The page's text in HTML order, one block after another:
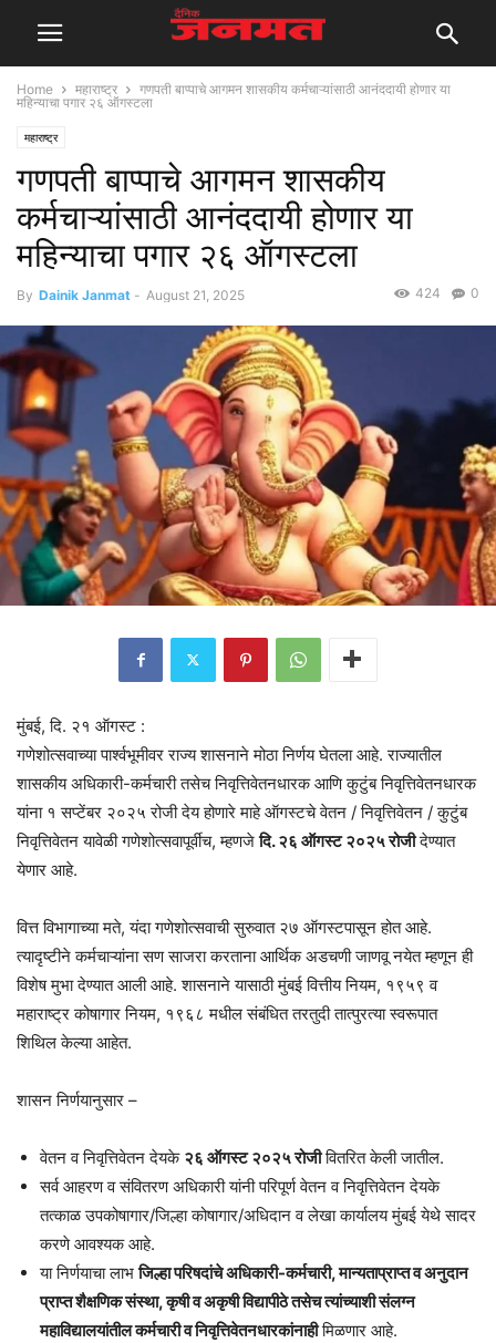
Home महाराष्ट्र
गणपती बाप्पाचे आगमन शासकीय कर्मचाऱ्यांसाठी आनंददायी होणार या
महिन्याचा पगार २६ ऑगस्टला
महाराष्ट्र
गणपती बाप्पाचे आगमन शासकीय
कर्मचाऱ्यांसाठी आनंददायी होणार या
महिन्याचा पगार २६ ऑगस्टला
By Dainik Janmat - August 21, 2025 0
424
मुंबई, दि. २१ ऑगस्ट :
गणेशोत्सवाच्या पार्श्वभूमीवर राज्य शासनाने मोठा निर्णय घेतला आहे. राज्यातील
शासकीय अधिकारी-कर्मचारी तसेच निवृत्तिवेतनधारक आणि कुटुंब निवृत्तिवेतनधारक
यांना १ सप्टेंबर २०२५ रोजी देय होणारे माहे ऑगस्टचे वेतन / निवृत्तिवेतन / कुटुंब
निवृत्तिवेतन यावेळी गणेशोत्सवापूर्वीच, म्हणजेदि. २६ ऑगस्ट २०२५ रोजीदेण्यात
येणार आहे.
वित्त विभागाच्या मते, यंदा गणेशोत्सवाची सुरुवात २७ ऑगस्टपासून होत आहे.
त्यादृष्टीने कर्मचाऱ्यांना सण साजरा करताना आर्थिक अडचणी जाणवू नयेत म्हणून ही
विशेष मुभा देण्यात आली आहे. शासनाने यासाठी मुंबई वित्तीय नियम, १९५९ व
महाराष्ट्र कोषागार नियम, १९६८ मधील संबंधित तरतुदी तात्पुरत्या स्वरूपात
शिथिल केल्या आहेत.
शासन निर्णयानुसार –
वेतन व निवृत्तिवेतन देयके २६ ऑगस्ट २०२५ रोजीवितरित केली जातील.
सर्व आहरण व संवितरण अधिकारी यांनी परिपूर्ण वेतन व निवृत्तिवेतन देयके
तत्काळ उपकोषागार/जिल्हा कोषागार/अधिदान व लेखा कार्यालय मुंबई येथे सादर
करणे आवश्यक आहे.
या निर्णयाचा लाभजिल्हा परिषदांचे अधिकारी-कर्मचारी, मान्यताप्राप्त व अनुदान
प्राप्त शैक्षणिक संस्था, कृषी व अकृषी विद्यापीठे तसेच त्यांच्याशी संलग्न
महाविद्यालयांतील कर्मचारी व निवृत्तिवेतनधारकांनाहीमिळणार आहे.